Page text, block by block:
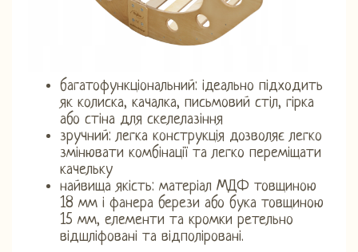
багатофункціональний: ідеально підходить
як колиска, качалка, письмовий стіл, гірка
або стіна для скелелазіння
зручний: легка конструкція дозволяє легко
змінювати комбінації та легко переміщати
качельку
найвища якість: матеріал МДФ товщиною
18 мм і фанера берези або бука товщиною
15 мм, елементи та кромки ретельно
відшліфовані та відполіровані.